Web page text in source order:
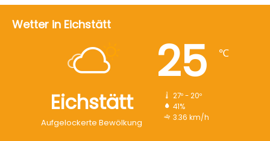
Wetter in Eichstätt
Eichstätt
Aufgelockerte Bewölkung
25 ℃
27º - 20º
41%
3.36 km/h